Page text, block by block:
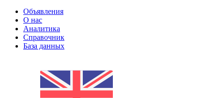
Объявления
О нас
Аналитика
Справочник
База данных